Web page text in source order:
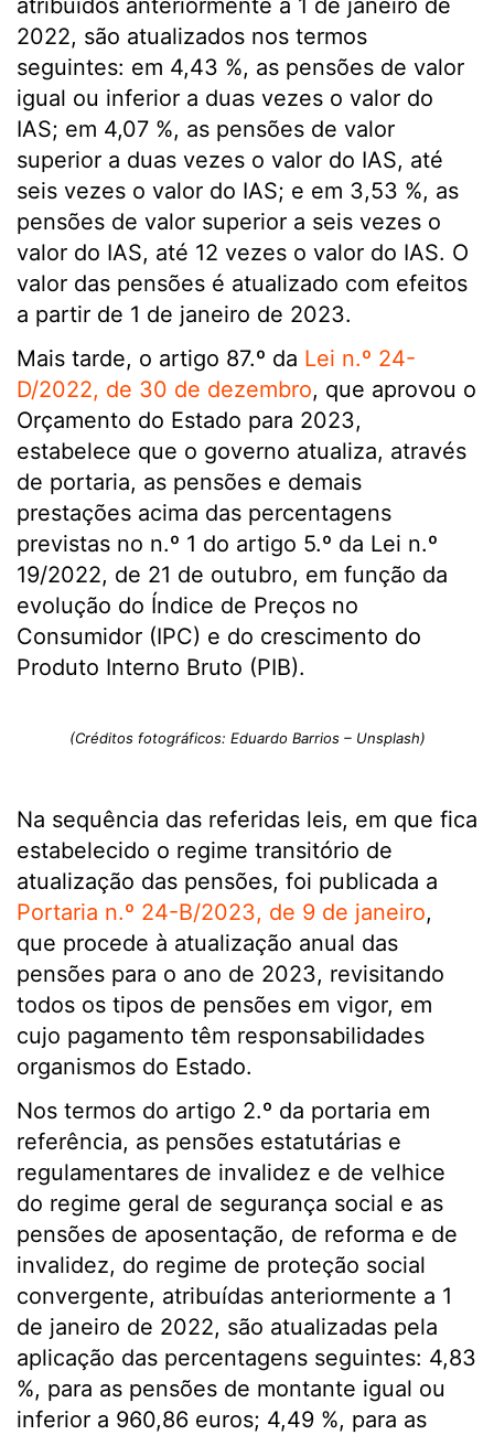
2022, são atualizados nos termos
seguintes: em 4,43 %, as pensões de valor
igual ou inferior a duas vezes o valor do
IAS; em 4,07 %, as pensões de valor
superior a duas vezes o valor do IAS, até
seis vezes o valor do IAS; e em 3,53 %, as
pensões de valor superior a seis vezes o
valor do IAS, até 12 vezes o valor do IAS. O
valor das pensões é atualizado com efeitos
a partir de 1 de janeiro de 2023.
Mais tarde, o artigo 87.º da Lei n.º 24-
D/2022, de 30 de dezembro, que aprovou o
Orçamento do Estado para 2023,
estabelece que o governo atualiza, através
de portaria, as pensões e demais
prestações acima das percentagens
previstas no n.º 1 do artigo 5.º da Lei n.º
19/2022, de 21 de outubro, em função da
evolução do Índice de Preços no
Consumidor (IPC) e do crescimento do
Produto Interno Bruto (PIB).
(Créditos fotográficos: Eduardo Barrios – Unsplash)
Na sequência das referidas leis, em que fica
estabelecido o regime transitório de
atualização das pensões, foi publicada a
Portaria n.º 24-B/2023, de 9 de janeiro,
que procede à atualização anual das
pensões para o ano de 2023, revisitando
todos os tipos de pensões em vigor, em
cujo pagamento têm responsabilidades
organismos do Estado.
Nos termos do artigo 2.º da portaria em
referência, as pensões estatutárias e
regulamentares de invalidez e de velhice
do regime geral de segurança social e as
pensões de aposentação, de reforma e de
invalidez, do regime de proteção social
convergente, atribuídas anteriormente a 1
de janeiro de 2022, são atualizadas pela
aplicação das percentagens seguintes: 4,83
%, para as pensões de montante igual ou
inferior a 960,86 euros; 4,49 %, para as